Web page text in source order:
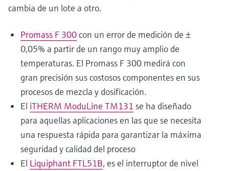
cambia de un lote a otro.
Promass F 300 con un error de medición de ±
0,05% a partir de un rango muy amplio de
temperaturas. El Promass F 300 medirá con
gran precisión sus costosos componentes en sus
procesos de mezcla y dosificación.
El iTHERM ModuLine TM131 se ha diseñado
para aquellas aplicaciones en las que se necesita
una respuesta rápida para garantizar la máxima
seguridad y calidad del proceso
El Liquiphant FTL51B, es el interruptor de nivel